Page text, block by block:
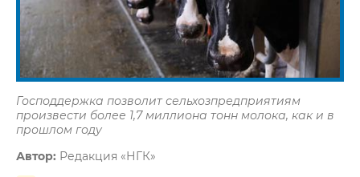
Господдержка позволит сельхозпредприятиям
произвести более 1,7 миллиона тонн молока, как и в
прошлом году
Автор: Редакция «НГК»